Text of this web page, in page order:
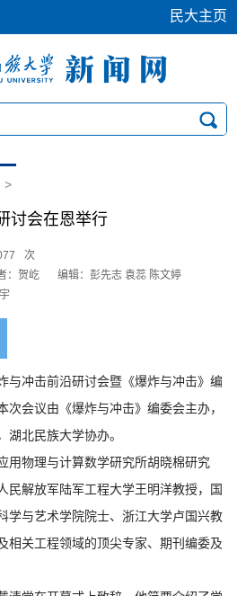
民大主页
>
讨会在恩举行
次
：贺屹
编辑：彭先志 袁蕊 陈文婷
与冲击前沿研讨会暨《爆炸与冲击》编
会议由《爆炸与冲击》编委会主办，
湖北民族大学协办。
用物理与计算数学研究所胡晓棉研究
民解放军陆军工程大学王明洋教授，国
学与艺术学院院士、浙江大学卢国兴教
相关工程领域的顶尖专家、期刊编委及